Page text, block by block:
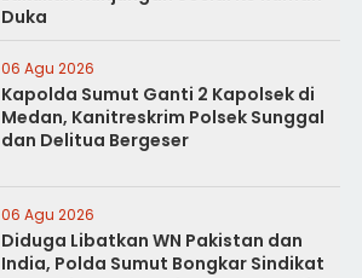
Duka
06 Agu 2026
Kapolda Sumut Ganti 2 Kapolsek di
Medan, Kanitreskrim Polsek Sunggal
dan Delitua Bergeser
06 Agu 2026
Diduga Libatkan WN Pakistan dan
India, Polda Sumut Bongkar Sindikat